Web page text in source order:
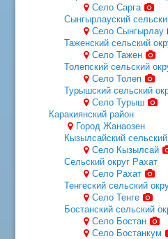
Село Сарга
Сынгырлауский
Село Сынгырлау
Таженский сельский
Село Тажен
Толепский сельский
Село Толеп
Турышский сельский
Село Турыш
Каракиянский район
Город Жанаозен
Кызылсайский сельский
Село Кызылсай
Сельский округ Рахат
Село Рахат
Тенгеский сельский
Село Тенге
Бостанский сельский
Село Бостан
Село Бостанкум